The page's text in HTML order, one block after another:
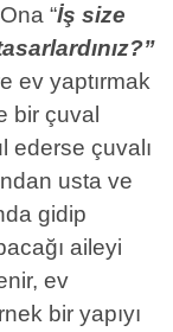
“İş size
ev yaptırmak
bir çuval
ederse çuvalı
usta ve
gidip
aileyi
ev
bir yapıyı